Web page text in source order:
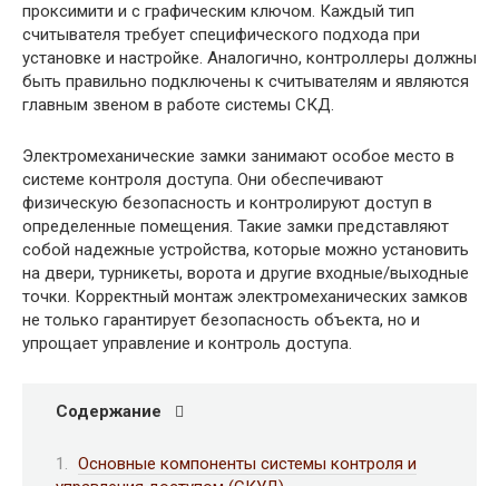
проксимити и с графическим ключом. Каждый тип
считывателя требует специфического подхода при
установке и настройке. Аналогично, контроллеры должны
быть правильно подключены к считывателям и являются
главным звеном в работе системы СКД.
Электромеханические замки занимают особое место в
системе контроля доступа. Они обеспечивают
физическую безопасность и контролируют доступ в
определенные помещения. Такие замки представляют
собой надежные устройства, которые можно установить
на двери, турникеты, ворота и другие входные/выходные
точки. Корректный монтаж электромеханических замков
не только гарантирует безопасность объекта, но и
упрощает управление и контроль доступа.
Содержание
Основные компоненты системы контроля и